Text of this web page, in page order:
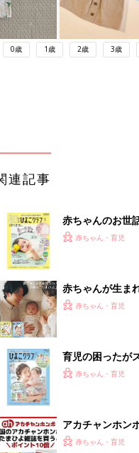
0歳 1歳 2歳 3歳
連記事
赤ちゃんのお世
てのひよこクラ
解決テク
赤ちゃん・育児
赤ちゃんが生ま
ひよ」
赤ちゃん・育児
育児の困ったが
『ひよこクラブ
赤ちゃん・育児
アカチャンホン
うとポイント10
赤ちゃん・育児